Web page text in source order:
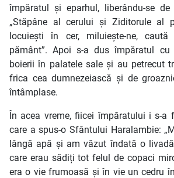
împăratul și eparhul, liberându-se
„Stăpâne al cerului și Ziditorule al
locuiești în cer, miluiește-ne,
pământ”. Apoi s-a dus împăratul
boierii în palatele sale și au petrecut
frica cea dumnezeiască și de
întâmplase.
În acea vreme, fiicei împăratului i s-a
care a spus-o Sfântului Haralambie:
lângă apă și am văzut îndată o
care erau sădiți tot felul de copaci
era o vie frumoasă și în vie un cedru